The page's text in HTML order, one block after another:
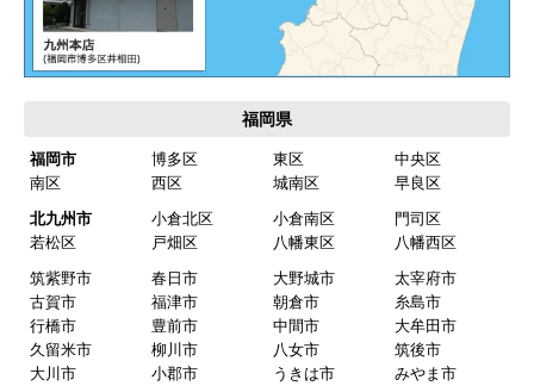
福岡県
福岡市 博多区 東区
中央区
南区
西区 城南区
早良区
北九州市
小倉北区 小倉南区
門司区
若松区
戸畑区 八幡東区
八幡西区
筑紫野市
春日市 大野城市
太宰府市
古賀市
福津市 朝倉市
糸島市
行橋市
豊前市 中間市
大牟田市
久留米市
柳川市 八女市
筑後市
大川市
小郡市 うきは市
みやま市